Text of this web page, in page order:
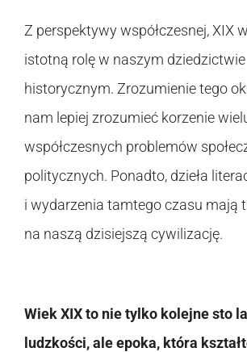
Z perspektywy współczesnej, XIX
istotną rolę w naszym dziedzictwie
historycznym. Zrozumienie tego
nam lepiej zrozumieć korzenie
współczesnych problemów
politycznych. Ponadto, dzieła
i wydarzenia tamtego czasu mają
na naszą dzisiejszą cywilizację.
Wiek XIX to nie tylko kolejne sto
ludzkości, ale epoka, która